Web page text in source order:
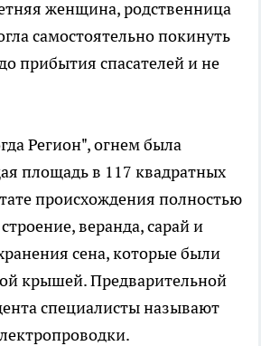
женщина, родственница
самостоятельно покинуть
прибытия спасателей и не
Регион", огнем была
площадь в 117 квадратных
происхождения полностью
веранда, сарай и
сена, которые были
крышей. Предварительной
специалисты называют